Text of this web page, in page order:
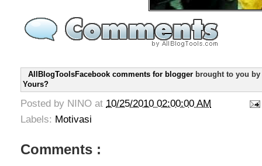
AllBlogToolsFacebook comments for blogger brought to you by
Yours?
Posted by NINO at 10/25/2010 02:00:00 AM
Labels: Motivasi
Comments :